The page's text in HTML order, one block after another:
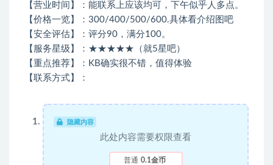
【营业时间】：能联系上应该均可，下午似乎人多点。
【价格一览】：300/400/500/600.具体看介绍图吧
【安全评估】：评分90，满分100。
【服务星级】：★★★★★（就5星吧）
【重点推荐】：KB确实很不错，值得体验
【联系方式】：
隐藏内容
此处内容需要权限查看
普通 0.1金币